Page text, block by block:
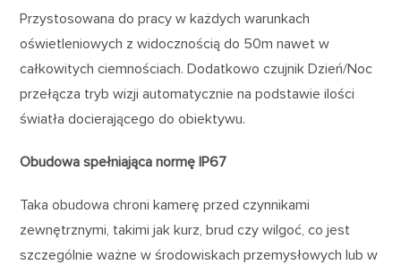
Przystosowana do pracy w każdych warunkach
oświetleniowych z widocznością do 50m nawet w
całkowitych ciemnościach. Dodatkowo czujnik Dzień/Noc
przełącza tryb wizji automatycznie na podstawie ilości
światła docierającego do obiektywu.
Obudowa spełniająca normę IP67
Taka obudowa chroni kamerę przed czynnikami
zewnętrznymi, takimi jak kurz, brud czy wilgoć, co jest
szczególnie ważne w środowiskach przemysłowych lub w